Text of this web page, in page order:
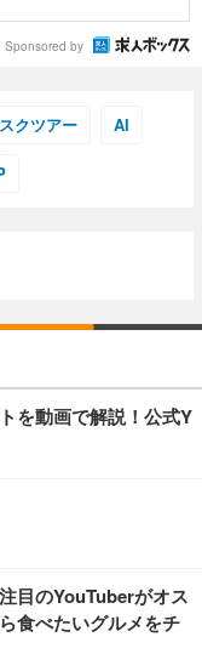
Sponsored by
クツアー AI
を動画で解説！公式Y
目のYouTuberがオス
食べたいグルメをチ